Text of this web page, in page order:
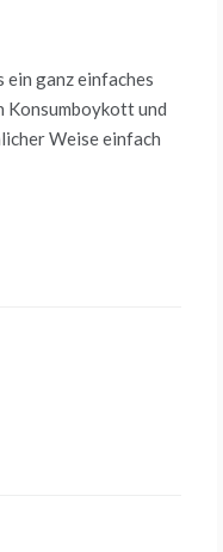
ein ganz einfaches
Konsumboykott und
Weise einfach